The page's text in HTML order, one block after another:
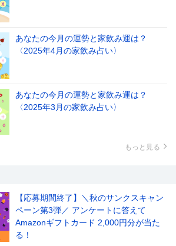
あなたの今月の運勢と家飲み運は？
〈2025年4月の家飲み占い〉
あなたの今月の運勢と家飲み運は？
〈2025年3月の家飲み占い〉
もっと見る
【応募期間終了】＼秋のサンクスキャン
ペーン第3弾／ アンケートに答えて
Amazonギフトカード 2,000円分が当た
る！